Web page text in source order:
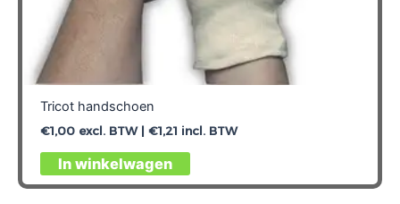
Tricot handschoen
€1,00excl. BTW | €1,21 incl. BTW
In winkelwagen
Dit
product